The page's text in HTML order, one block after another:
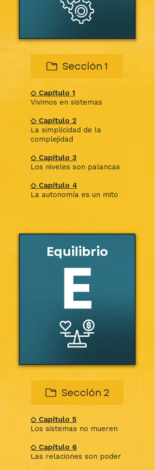
Sección 1
◇ Capítulo 1
Vivimos en sistemas
◇ Capítulo 2
La simplicidad de la
complejidad
◇ Capítulo 3
Los niveles son palancas
◇ Capítulo 4
La autonomía es un mito
Equilibrio
Sección 2
◇ Capítulo 5
Los sistemas no mueren
◇ Capítulo 6
Las relaciones son poder